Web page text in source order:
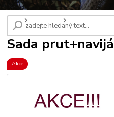
Úvod Akční sety Sada
Sada
Akce